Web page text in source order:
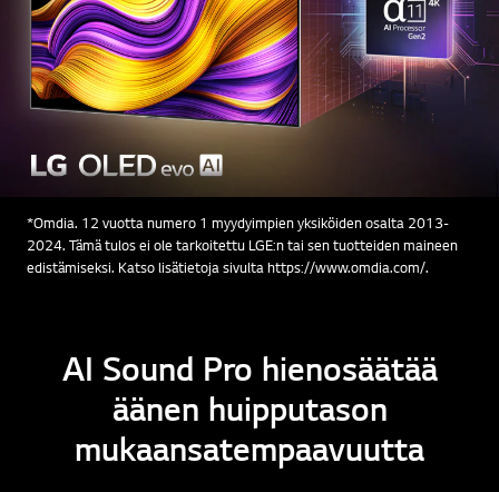
*Omdia. 12 vuotta numero 1 myydyimpien yksiköiden osalta 2013-
2024. Tämä tulos ei ole tarkoitettu LGE:n tai sen tuotteiden maineen
edistämiseksi. Katso lisätietoja sivulta https://www.omdia.com/.
AI Sound Pro hienosäätää
äänen huipputason
mukaansatempaavuutta